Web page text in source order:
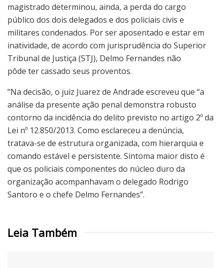
magistrado determinou, ainda, a perda do cargo
público dos dois delegados e dos policiais civis e
militares condenados. Por ser aposentado e estar em
inatividade, de acordo com jurisprudência do Superior
Tribunal de Justiça (STJ), Delmo Fernandes não
pôde ter cassado seus proventos.
“Na decisão, o juiz Juarez de Andrade escreveu que “a
análise da presente ação penal demonstra robusto
contorno da incidência do delito previsto no artigo 2º da
Lei nº 12.850/2013. Como esclareceu a denúncia,
tratava-se de estrutura organizada, com hierarquia e
comando estável e persistente. Sintoma maior disto é
que os policiais componentes do núcleo duro da
organização acompanhavam o delegado Rodrigo
Santoro e o chefe Delmo Fernandes”.
Leia Também